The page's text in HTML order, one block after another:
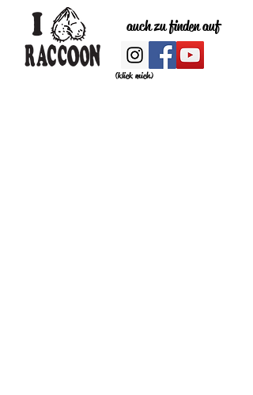
auch zu finden auf
(klick mich)